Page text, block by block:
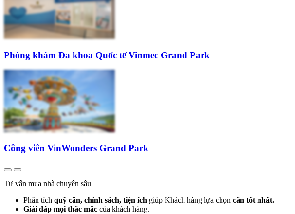
Phòng khám Đa khoa Quốc tế Vinmec Grand Park
Công viên VinWonders Grand Park
Tư vấn mua nhà chuyên sâu
Phân tích quỹ căn, chính sách, tiện ích giúp Khách hàng lựa chọn căn tốt nhất.
Giải đáp mọi thắc mắc của khách hàng.